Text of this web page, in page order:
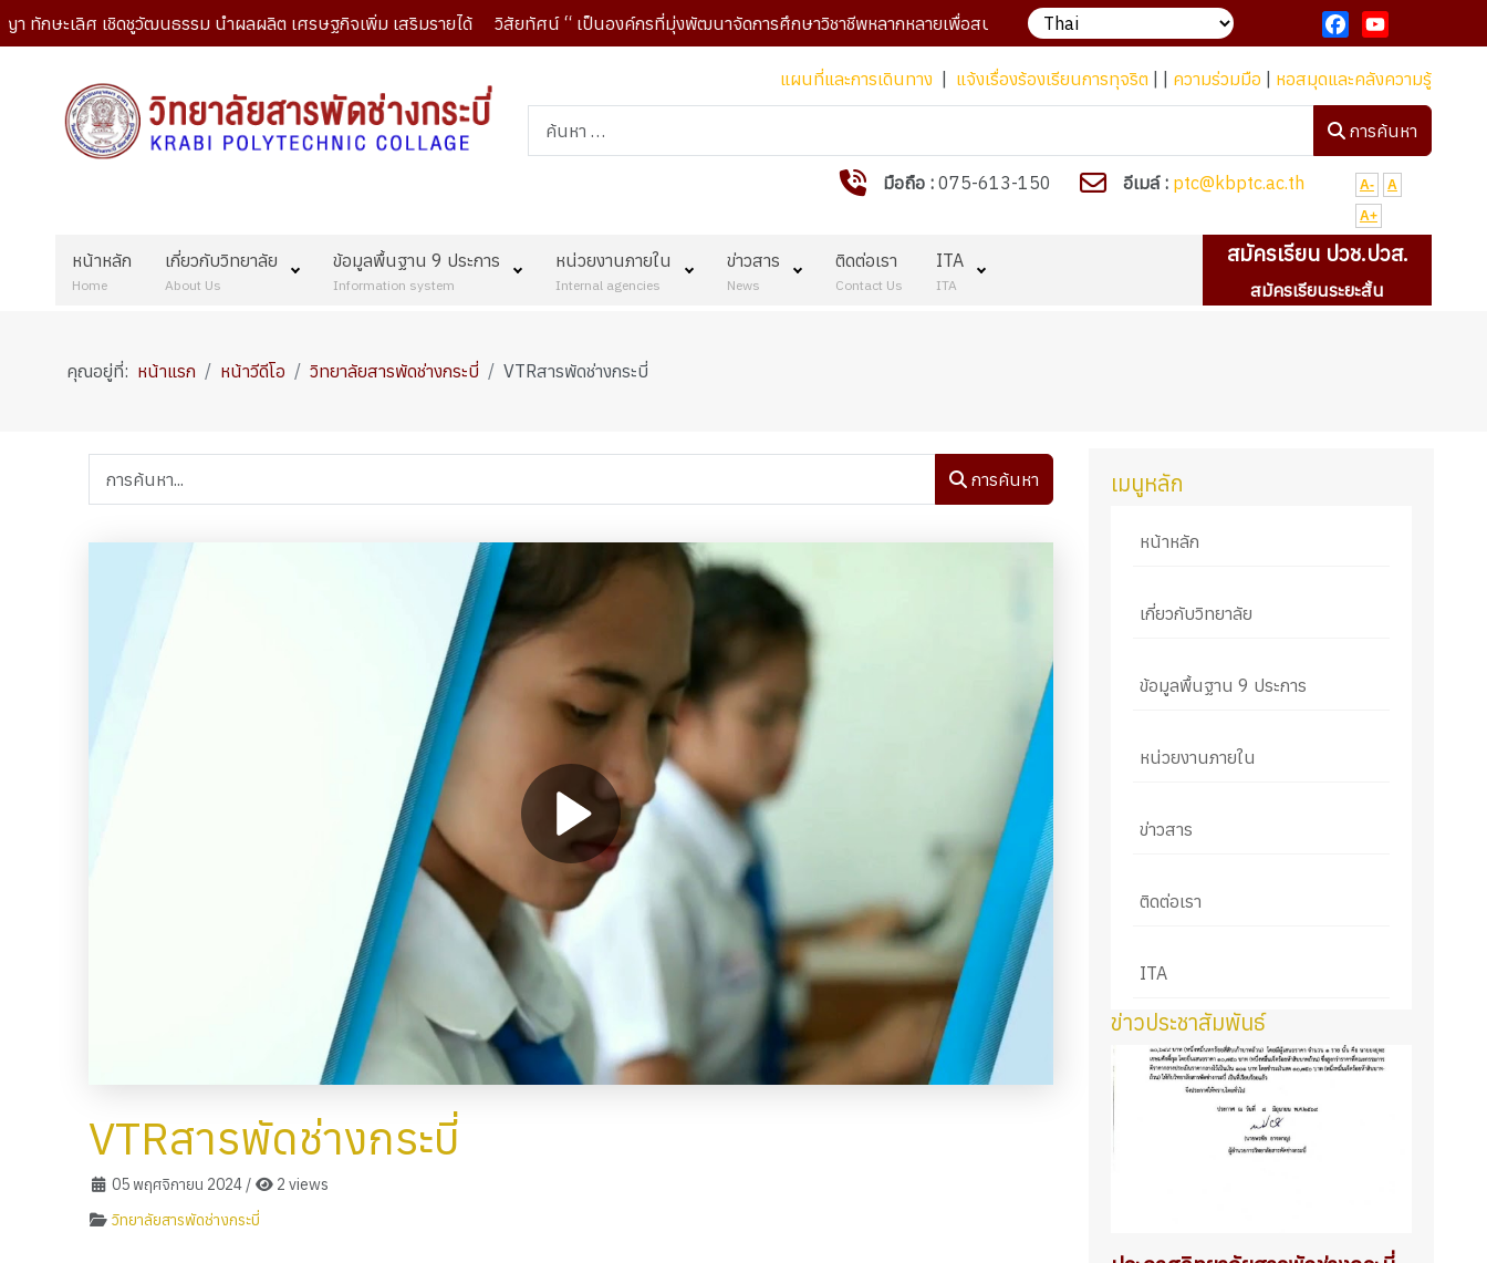
ศ เชิดชูวัฒนธรรม นำผลผลิต เศรษฐกิจเพิ่ม เสริมรายได้ วิสัยทัศน์ “ เป็นองค์กรที่มุ่งพัฒนาจัดการศึกษาวิชาชีพหลากหลายเพื่อสนองความต้องการของประชาชนทุกกลุ่มในท้องถิ่นอย่างมีคุณภาพ "
Facebook
YouTube
แผนที่และการเดินทาง
แจ้งเรื่องร้องเรียนการทุจริต ความร่วมมือ
หอสมุดและคลังความรู้
การค้นหา
การค้นหา
มือถือ : 075-613-150 อีเมล์ : ptc@kbptc.ac.th A-
A
A+
หน้าหลัก
Home
เกี่ยวกับวิทยาลัย
About Us
ข้อมูลพื้นฐาน 9 ประการ
Information system
หน่วยงานภายใน
Internal agencies
ข่าวสาร
News
ติดต่อเรา
Contact Us
ITA
ITA
สมัครเรียน ปวช.ปวส.
สมัครเรียนระยะสั้น
คุณอยู่ที่: หน้าแรก หน้าวีดีโอ วิทยาลัยสารพัดช่างกระบี่ VTRสารพัดช่างกระบี่
การค้นหา
VTRสารพัดช่างกระบี่
05 พฤศจิกายน 2024/
2 views
วิทยาลัยสารพัดช่างกระบี่
เมนูหลัก
หน้าหลัก
เกี่ยวกับวิทยาลัย
ข้อมูลพื้นฐาน 9 ประการ
หน่วยงานภายใน
ข่าวสาร
ติดต่อเรา
ITA
ข่าวประชาสัมพันธ์